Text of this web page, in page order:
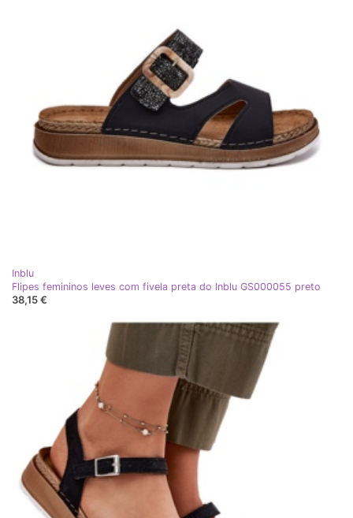
Inblu
Flipes femininos leves com fivela preta do Inblu GS000055 preto
38,15 €